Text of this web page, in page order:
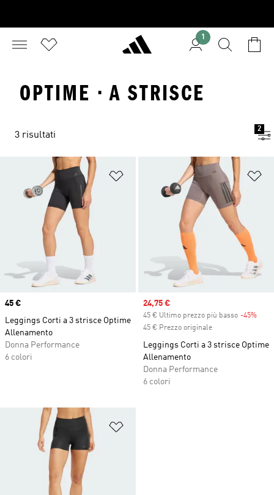
1
OPTIME · A STRISCE
3 risultati
2
Aggiungi alla lista dei desideri
Price
45 €
Leggings Corti a 3 strisce Optime
Allenamento
Donna Performance
6 colori
Sale price
24,75 €
45 € Ultimo prezzo più basso -45%
45 € Prezzo originale
Leggings Corti a 3 strisce Optime
Allenamento
Donna Performance
6 colori